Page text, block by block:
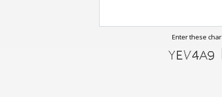
Enter these